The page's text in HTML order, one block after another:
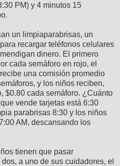
PM) y 4 minutos 15
un limpiaparabrisas, un
recargar teléfonos celulares
dinero. El primero
cada semáforo en rojo, el
una comisión promedio
y los niños reciben,
$0.80 cada semáforo. ¿Cuánto
vende tarjetas está 6:30
parabrisas 8:30 y los niños
AM, descansando los
tienen que pasar
a uno de sus cuidadores, el